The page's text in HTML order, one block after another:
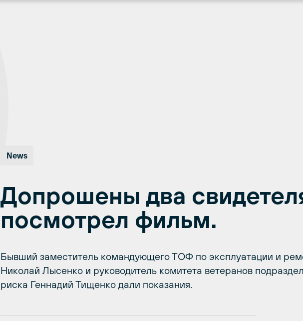
News
Допрошены два
посмотрел фильм.
Бывший заместитель командующего ТОФ по эксплуатации и
Николай Лысенко и руководитель комитета ветеранов
риска Геннадий Тищенко дали показания.